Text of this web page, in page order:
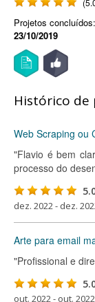
Projetos concluídos:
23/10/2019
Histórico de
Web Scraping ou
"Flavio é bem
processo do
dez. 2022 - dez.
Arte para email
"Profissional e
out. 2022 - out. 2022